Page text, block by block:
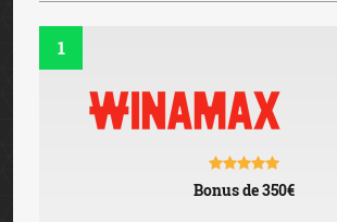
1
Bonus de 350€